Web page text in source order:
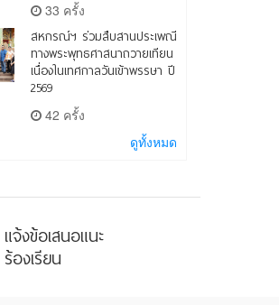
33 ครั้ง
สหกรณ์ฯ ร่วมสืบสานประเพณี
ทางพระพุทธศาสนาถวายเทียน
เนื่องในเทศกาลวันเข้าพรรษา ปี
2569
42 ครั้ง
ดูทั้งหมด
แจ้งข้อเสนอแนะ
ร้องเรียน